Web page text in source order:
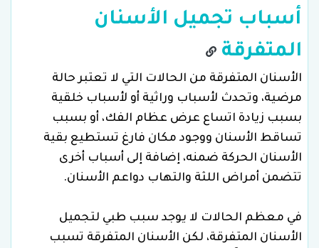
أسباب تجميل الأسنان
المتفرقة
الأسنان المتفرقة من الحالات التي لا تعتبر حالة
مرضية، وتحدث لأسباب وراثية أو لأسباب خلقية
بسبب زيادة اتساع عرض عظام الفك، أو بسبب
تساقط الأسنان ووجود مكان فارغ تستطيع بقية
الأسنان الحركة ضمنه، إضافة إلى أسباب أخرى
تتضمن أمراض اللثة والتهاب دواعم الأسنان.
في معظم الحالات لا يوجد سبب طبي لتجميل
الأسنان المتفرقة، لكن الأسنان المتفرقة تسبب